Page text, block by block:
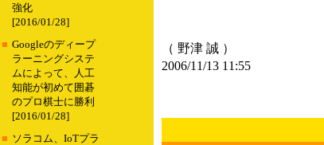
強化
[2016/01/28]
■ Googleのディープ
ラーニングシステ
ムによって、人工
知能が初めて囲碁
のプロ棋士に勝利
[2016/01/28]
■ ソラコム、IoTプラ
（ 野津 誠 ）
2006/11/13 11:55